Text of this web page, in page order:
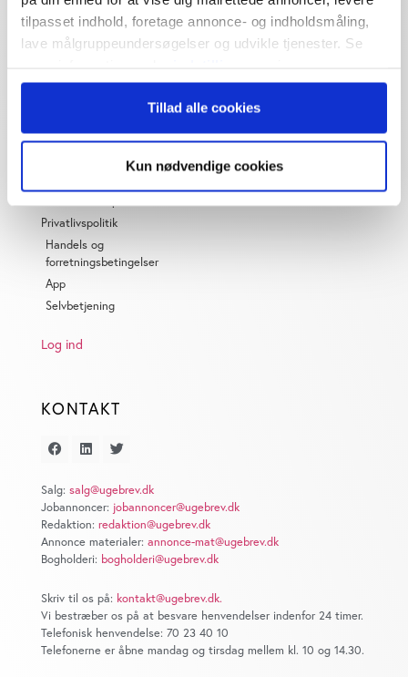
tilpasset indhold, foretage annonce- og indholdsmåling,
lave målgruppeundersøgelser og udvikle tjenester. Se
persondatapolitik. Du kan altid trække dit samtykke
tilbage eller ændre indstillinger fra vores
"Cookiedeklaration", eller ved at trykke på "Privacy
Hvis du tillader det, vil vi også gerne:
Indsamle præcise oplysninger om din placering,
der kan være nøjagtig inden for få meter
Identificere din enhed baseret på en scanning af
dens unikke karakteristika (fingerprinting)
Dine valg anvendes på hele websitet.
Vi bruger cookies til at tilpasse vores indhold og
at analysere vores trafik. Vi deler også oplysninger om
sociale medier, annonceringspartnere og
data med andre oplysninger, du har givet dem, eller som
de har indsamlet fra din brug af deres tjenester. Du
samtykker til vores cookies, hvis du fortsætter med at
anvende vores hjemmeside.
Tillad alle cookies
Kun nødvendige cookies
Vi tager ansvar for vores indhold og er tilmeldt:
OM ØU
Privatlivspolitik
Handels og
forretningsbetingelser
App
Selvbetjening
Log ind
KONTAKT
Salg: salg@ugebrev.dk
Jobannoncer: jobannoncer@ugebrev.dk
Redaktion: redaktion@ugebrev.dk
Annonce materialer: annonce-mat@ugebrev.dk
Bogholderi: bogholderi@ugebrev.dk
Skriv til os på: kontakt@ugebrev.dk.
Vi bestræber os på at besvare henvendelser indenfor 24 timer.
Telefonisk henvendelse: 70 23 40 10
Telefonerne er åbne mandag og tirsdag mellem kl. 10 og 14.30.